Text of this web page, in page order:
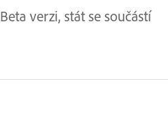
verzi, stát se součástí